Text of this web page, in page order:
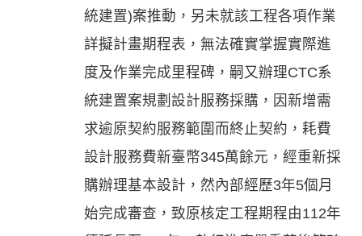
統建置)案推動，另未就該工程各項作業
詳擬計畫期程表，無法確實掌握實際進
度及作業完成里程碑，嗣又辦理CTC系
統建置案規劃設計服務採購，因新增需
求逾原契約服務範圍而終止契約，耗費
設計服務費新臺幣345萬餘元，經重新採
購辦理基本設計，然內部經歷3年5個月
始完成審查，致原核定工程期程由112年